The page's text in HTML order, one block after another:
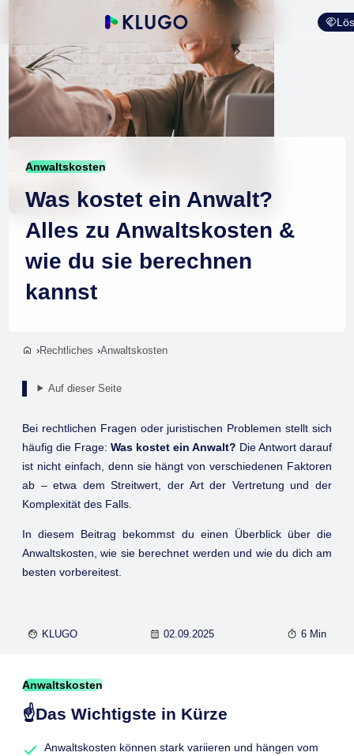
Anwaltskosten
Was kostet ein Anwalt?
Alles zu Anwaltskosten &
wie du sie berechnen
kannst
Rechtliches Anwaltskosten
Auf dieser Seite
Bei rechtlichen Fragen oder juristischen Problemen stellt sich
häufig die Frage: Was kostet ein Anwalt? Die Antwort darauf
ist nicht einfach, denn sie hängt von verschiedenen Faktoren
ab – etwa dem Streitwert, der Art der Vertretung und der
Komplexität des Falls.
In diesem Beitrag bekommst du einen Überblick über die
Anwaltskosten, wie sie berechnet werden und wie du dich am
besten vorbereitest.
KLUGO 02.09.2025 6 Min
Anwaltskosten
☝️Das Wichtigste in Kürze
Anwaltskosten können stark variieren und hängen vom